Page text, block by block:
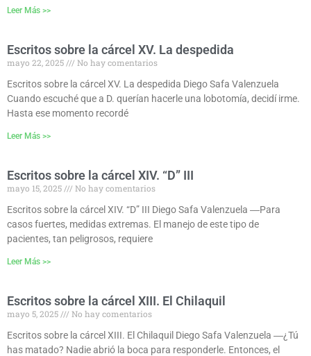
Leer Más >>
Escritos sobre la cárcel XV. La despedida
mayo 22, 2025
No hay comentarios
Escritos sobre la cárcel XV. La despedida Diego Safa Valenzuela
Cuando escuché que a D. querían hacerle una lobotomía, decidí irme.
Hasta ese momento recordé
Leer Más >>
Escritos sobre la cárcel XIV. “D” III
mayo 15, 2025
No hay comentarios
Escritos sobre la cárcel XIV. “D” III Diego Safa Valenzuela ―Para
casos fuertes, medidas extremas. El manejo de este tipo de
pacientes, tan peligrosos, requiere
Leer Más >>
Escritos sobre la cárcel XIII. El Chilaquil
mayo 5, 2025
No hay comentarios
Escritos sobre la cárcel XIII. El Chilaquil Diego Safa Valenzuela ―¿Tú
has matado? Nadie abrió la boca para responderle. Entonces, el